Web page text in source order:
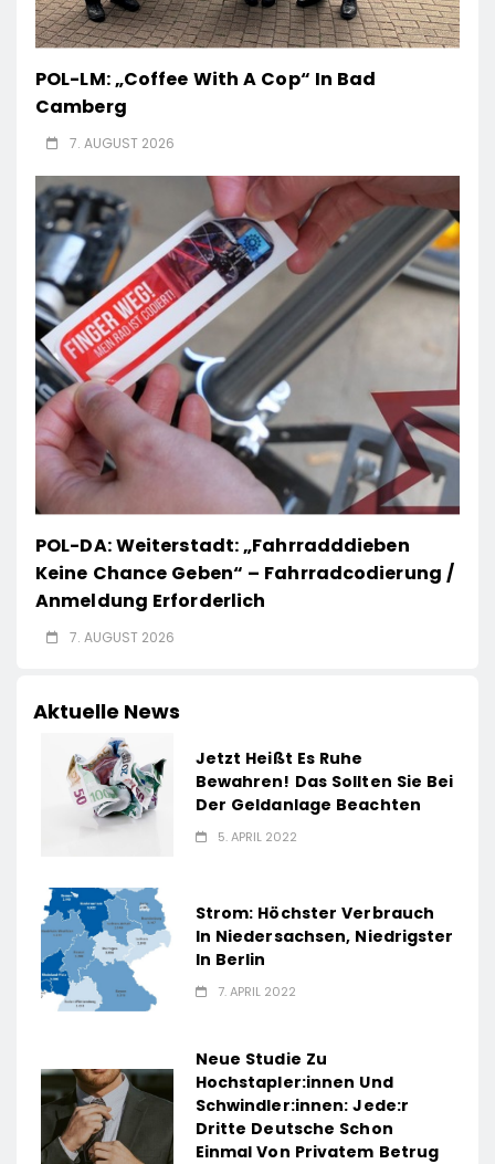
POL-LM: „Coffee With A Cop“ In Bad
Camberg
7. AUGUST 2026
POL-DA: Weiterstadt: „Fahrradddieben
Keine Chance Geben“ – Fahrradcodierung /
Anmeldung Erforderlich
7. AUGUST 2026
Aktuelle News
Jetzt Heißt Es Ruhe
Bewahren! Das Sollten Sie Bei
Der Geldanlage Beachten
5. APRIL 2022
Strom: Höchster Verbrauch
In Niedersachsen, Niedrigster
In Berlin
7. APRIL 2022
Neue Studie Zu
Hochstapler:innen Und
Schwindler:innen: Jede:r
Dritte Deutsche Schon
Einmal Von Privatem Betrug